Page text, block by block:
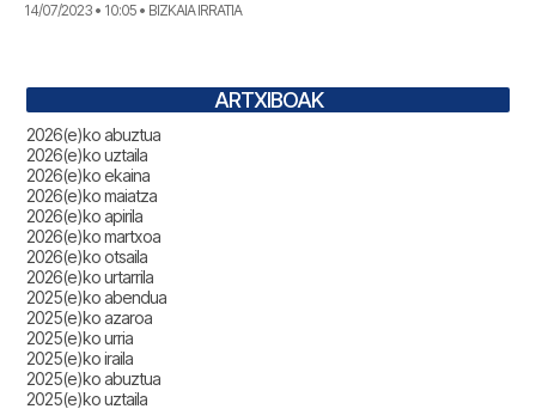
14/07/2023 • 10:05 • BIZKAIA IRRATIA
ARTXIBOAK
2026(e)ko abuztua
2026(e)ko uztaila
2026(e)ko ekaina
2026(e)ko maiatza
2026(e)ko apirila
2026(e)ko martxoa
2026(e)ko otsaila
2026(e)ko urtarrila
2025(e)ko abendua
2025(e)ko azaroa
2025(e)ko urria
2025(e)ko iraila
2025(e)ko abuztua
2025(e)ko uztaila